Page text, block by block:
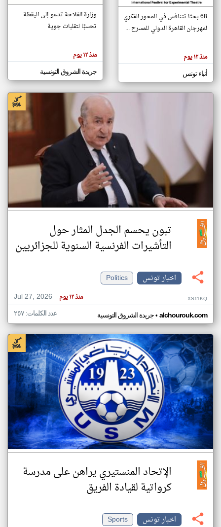
اخبار تونس على مدار الساعة
أهم اخبار تونس العاجلة والمباشرة
الموجوده
هنا عن
وجهة
كاتبيها.
68 بحثا تتنافس في المحور الفكري
لمهرجان القاهرة الدولي للمسرح ...
منذ ١٢ يوم
أنباء تونس
وزارة الفلاحة تدعو إلى اليقظة
تحسبًا لتقلبات جوية
منذ ١٢ يوم
جريدة الشروق التونسية
تبون يحسم الجدل المثار حول
التأشيرات الفرنسية السنوية للجزائريين
اخبار تونس
Politics
Jul 27, 2026
منذ ١٢ يوم XS11KQ
جريدة الشروق التونسية• alchourouk.com عدد الكلمات: ٢٥٧
الإتحاد المنستيري يراهن على مدرسة
كرواتية لقيادة الفريق
اخبار تونس
Sports